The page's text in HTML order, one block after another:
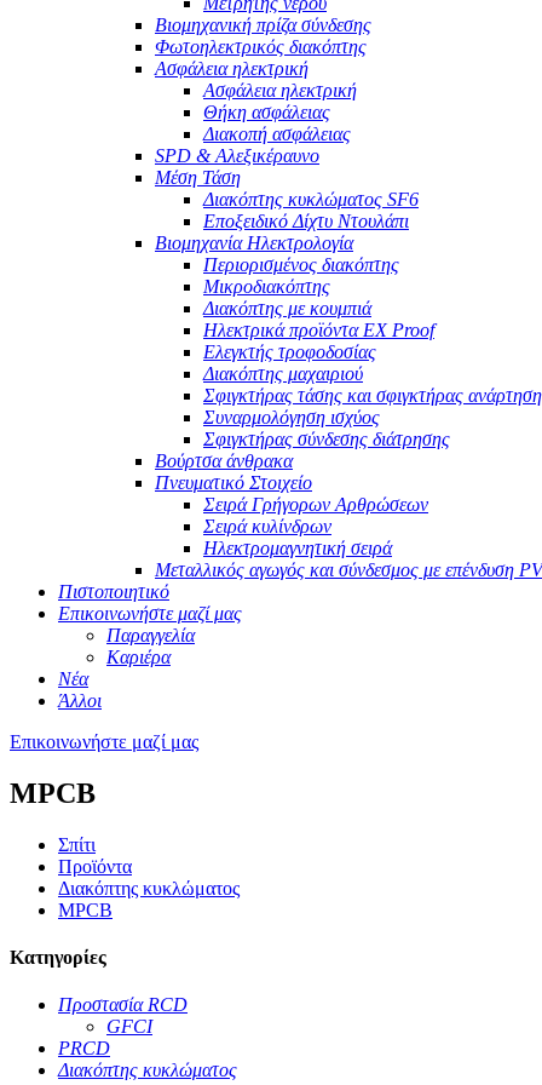
Βιομηχανική πρίζα σύνδεσης
Φωτοηλεκτρικός διακόπτης
Ασφάλεια ηλεκτρική
Ασφάλεια ηλεκτρική
Θήκη ασφάλειας
Διακοπή ασφάλειας
SPD & Αλεξικέραυνο
Μέση Τάση
Διακόπτης κυκλώματος SF6
Εποξειδικό Δίχτυ Ντουλάπι
Βιομηχανία Ηλεκτρολογία
Περιορισμένος διακόπτης
Μικροδιακόπτης
Διακόπτης με κουμπιά
Ηλεκτρικά προϊόντα EX Proof
Ελεγκτής τροφοδοσίας
Διακόπτης μαχαιριού
Σφιγκτήρας τάσης και σφιγκτήρας
Συναρμολόγηση ισχύος
Σφιγκτήρας σύνδεσης διάτρησης
Βούρτσα άνθρακα
Πνευματικό Στοιχείο
Σειρά Γρήγορων Αρθρώσεων
Σειρά κυλίνδρων
Ηλεκτρομαγνητική σειρά
Μεταλλικός αγωγός και σύνδεσμος με επένδυση
Πιστοποιητικό
Επικοινωνήστε μαζί μας
Παραγγελία
Καριέρα
Νέα
Άλλοι
Επικοινωνήστε μαζί μας
MPCB
Σπίτι
Προϊόντα
Διακόπτης κυκλώματος
MPCB
Κατηγορίες
Προστασία RCD
GFCI
PRCD
Διακόπτης κυκλώματος